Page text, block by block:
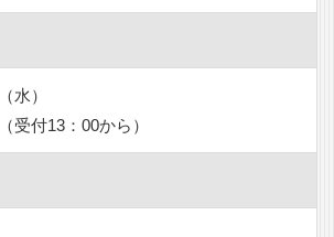
水）
受付13：00から）